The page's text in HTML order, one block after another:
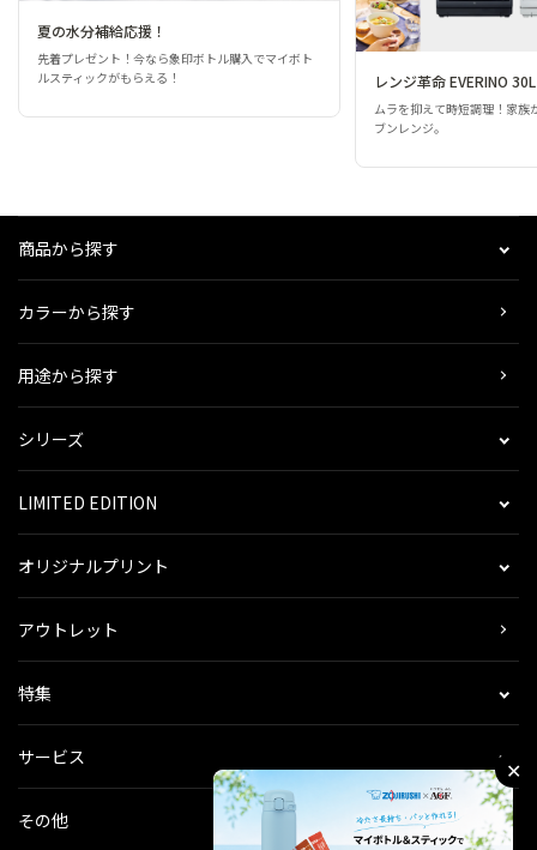
夏の水分補給応援！
先着プレゼント！今なら象印ボトル購入でマイボト
ルスティックがもらえる！
レンジ革命 EVERINO 30L
ムラを抑えて時短調理！家族
ブンレンジ。
商品から探す
カラーから探す
用途から探す
シリーズ
LIMITED EDITION
オリジナルプリント
アウトレット
特集
サービス
その他
✕